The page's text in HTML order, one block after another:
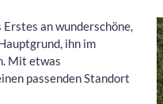
an wunderschöne,
ihn im
Mit etwas
passenden Standort